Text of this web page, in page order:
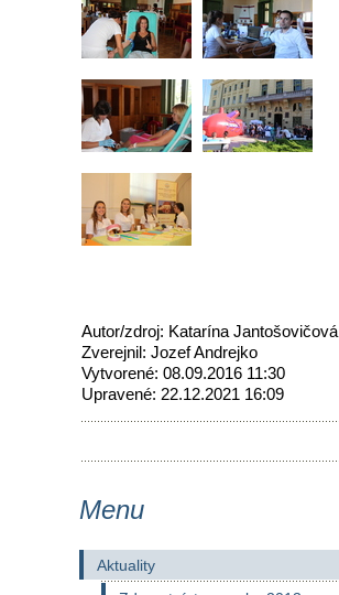
Autor/zdroj: Katarína Jantošovičová
Zverejnil: Jozef Andrejko
Vytvorené: 08.09.2016 11:30
Upravené: 22.12.2021 16:09
Menu
Aktuality